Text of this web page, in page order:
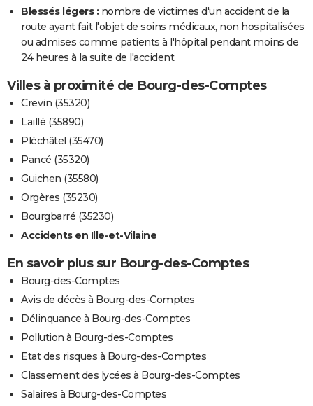
Blessés légers : nombre de victimes d'un accident de la
route ayant fait l'objet de soins médicaux, non hospitalisées
ou admises comme patients à l'hôpital pendant moins de
24 heures à la suite de l'accident.
Villes à proximité de Bourg-des-Comptes
Crevin (35320)
Laillé (35890)
Pléchâtel (35470)
Pancé (35320)
Guichen (35580)
Orgères (35230)
Bourgbarré (35230)
Accidents en Ille-et-Vilaine
En savoir plus sur Bourg-des-Comptes
Bourg-des-Comptes
Avis de décès à Bourg-des-Comptes
Délinquance à Bourg-des-Comptes
Pollution à Bourg-des-Comptes
Etat des risques à Bourg-des-Comptes
Classement des lycées à Bourg-des-Comptes
Salaires à Bourg-des-Comptes